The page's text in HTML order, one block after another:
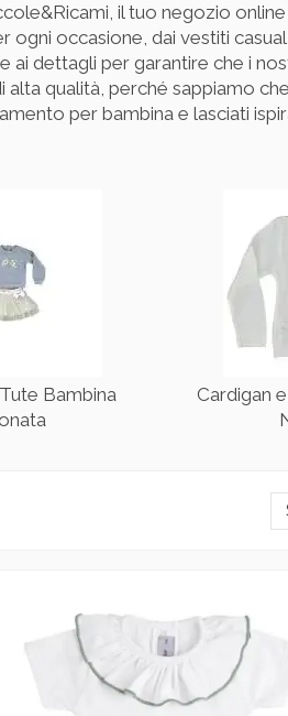
il tuo negozio
occasione, dai vestiti
dettagli per garantire che i
qualità, perché sappiamo
per bambina e lasciati
Bambina
Cardigan